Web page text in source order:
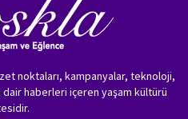
noktaları, kampanyalar, teknoloji,
haberleri içeren yaşam kültürü